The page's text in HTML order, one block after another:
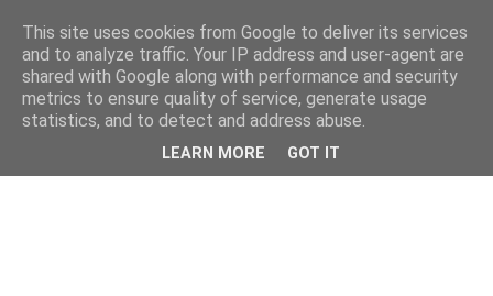
This site uses cookies from Google to deliver its services
and to analyze traffic. Your IP address and user-agent are
shared with Google along with performance and security
metrics to ensure quality of service, generate usage
statistics, and to detect and address abuse.
LEARN MORE GOT IT